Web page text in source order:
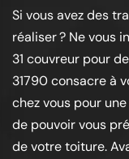
Si vous avez des
réaliser ? Ne vous
31 couvreur pour
31790 consacre à
chez vous pour
de pouvoir vous
de votre toiture.